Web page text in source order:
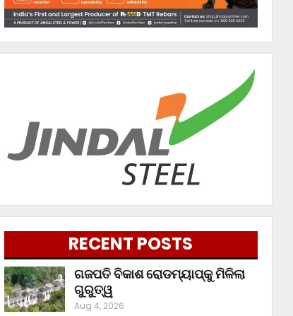
RECENT POSTS
ଗଜପତି ବିକାଶ ରୋଡମ୍ୟାପ୍‌କୁ ମିଳିଲା
ଗୁରୁତ୍ୱ
Aug 4, 2026